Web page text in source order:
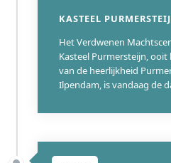
KASTEEL
Het Verdwenen
Kasteel Purmersteijn,
van de heerlijkheid
Ilpendam, is vandaag de